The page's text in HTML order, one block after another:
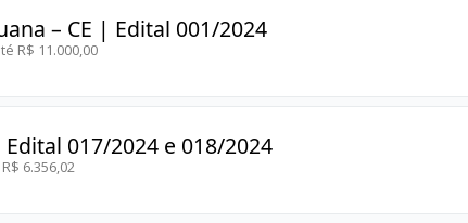
– CE | Edital 001/2024
R$ 11.000,00
017/2024 e 018/2024
6.356,02